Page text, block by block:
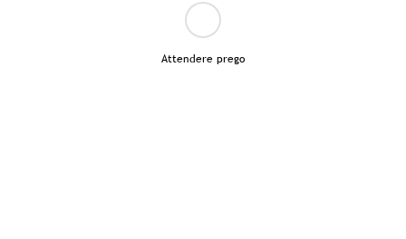
Attendere prego